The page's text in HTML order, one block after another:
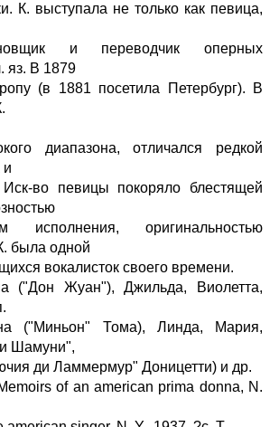
К. выступала не только как певица,
и переводчик оперных
яз. В 1879
(в 1881 посетила Петербург). В
диапазона, отличался редкой
и
Иск-во певицы покоряло блестящей
исполнения, оригинальностью
была одной
вокалисток своего времени.
("Дон Жуан"), Джильда, Виолетта,
("Миньон" Тома), Линда, Мария,
Шамуни",
ди Ламмермур" Доницетти) и др.
of an american prima donna, N.